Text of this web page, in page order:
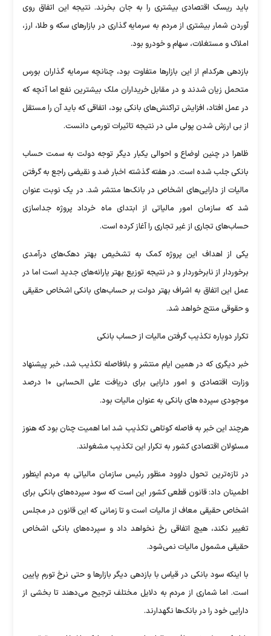
باید ریسک اقتصادی بیشتری را به جان بخرند. نتیجه این اتفاق روی
آوردن شمار بیشتری از مردم به سرمایه گذاری در بازارهای سکه و طلا، ارز،
املاک و مستغلات، سهام و خودرو بود.
بازدهی هرکدام از این بازارها متفاوت بود، چنانچه سرمایه گذاران بورس
متحمل زیان شدند و در مقابل خریداران ملک بیشترین نفع اما آنچه که
در عمل افتاد، افزایش تراکنش‌های بانکی بود، اتفاقی که باید آن را مستقل
از بی ارزش شدن پولی ملی در نتیجه تاثیرات تورمی دانست.
ظاهرا در چنین اوضاع و احوالی یکبار دیگر توجه دولت به سمت حساب‌
بانکی جلب شده است. در هفته گذشته اخبار ضد و نقیضی راجع به گرفتن
مالیات از دارایی‌های اشخاص در بانک‌ها منتشر شد. در یک نوبت عنوان
شد که سازمان امور مالیاتی از ابتدای ماه خرداد پروژه جداسازی
حساب‌های تجاری از غیر تجاری را آغاز کرده است.
یکی از اهداف این پروژه کمک به تشخیص بهتر دهک‌های درآمدی
برخوردار از نابرخوردار و در نتیجه توزیع بهتر یارانه‌های جدید است اما در
عمل این اتفاق به اشراف بهتر دولت بر حساب‌های بانکی اشخاص حقیقی
و حقوقی منتج خواهد شد.
تکرار دوباره تکذیب گرفتن مالیات از حساب بانکی
خبر دیگری که در همین ایام منتشر و بلافاصله تکذیب شد، خبر پیشنهاد
وزارت اقتصادی و امور دارایی برای دریافت علی الحسابی ۱۰ درصد
موجودی سپرده های بانکی به عنوان مالیات بود.
هرچند این خبر به فاصله کوتاهی تکذیب شد اما اهمیت چنان بود که هنوز
مسئولان اقتصادی کشور به تکرار این تکذیب مشغولند.
در تازه‌ترین تحول داوود منظور رئیس سازمان مالیاتی به مردم اینطور
اطمینان داد: قانون قطعی کشور این است که سود سپرده‌های بانکی برای
اشخاص حقیقی معاف از مالیات است و تا زمانی که این قانون در مجلس
تغییر نکند، هیچ اتفاقی رخ نخواهد داد و سپرده‌های بانکی اشخاص
حقیقی مشمول مالیات نمی‌شود.
با اینکه سود بانکی در قیاس با بازدهی دیگر بازارها و حتی نرخ تورم پایین
است. اما شماری از مردم به دلایل مختلف ترجیح می‌دهند تا بخشی از
دارایی خود را در بانک‌ها نگهدارند.